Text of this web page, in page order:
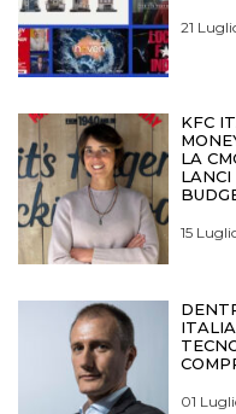
21
KFC
LA
LANCI
15
01